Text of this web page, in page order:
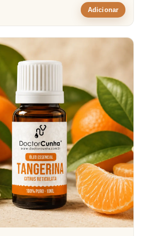
Adicionar